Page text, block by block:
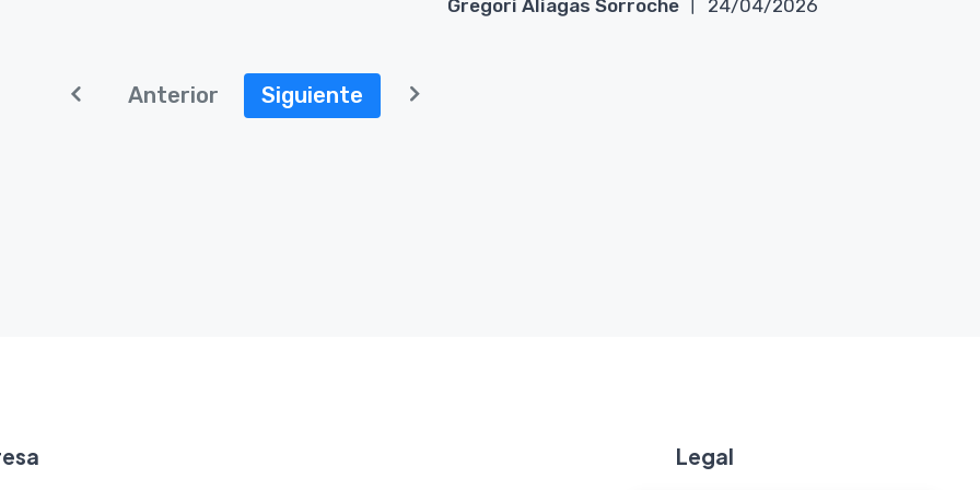
Gregori Aliagas Sorroche 24/04/2026
Anterior Siguiente
Legal